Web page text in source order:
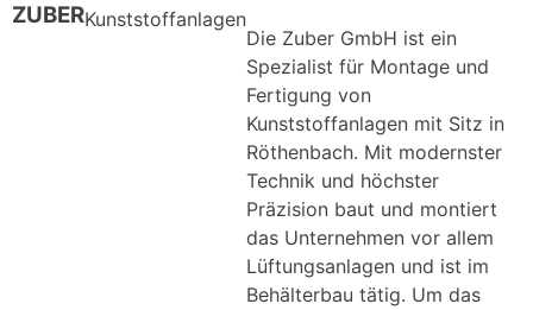
ZUBERKunststoffanlagen
Die Zuber GmbH ist ein
Spezialist für Montage und
Fertigung von
Kunststoffanlagen mit Sitz in
Röthenbach. Mit modernster
Technik und höchster
Präzision baut und montiert
das Unternehmen vor allem
Lüftungsanlagen und ist im
Behälterbau tätig. Um das